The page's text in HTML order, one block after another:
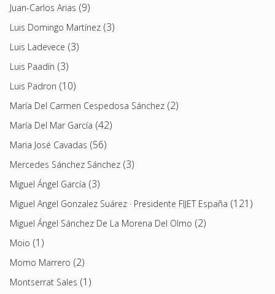
Juan-Carlos Arias (9)
Luis Domingo Martínez (3)
Luis Ladevece (3)
Luis Paadín (3)
Luis Padron (10)
María Del Carmen Cespedosa Sánchez (2)
María Del Mar García (42)
Maria José Cavadas (56)
Mercedes Sánchez Sánchez (3)
Miguel Ángel García (3)
Miguel Angel Gonzalez Suárez · Presidente FIJET España (121)
Miguel Ángel Sánchez De La Morena Del Olmo (2)
Moio (1)
Momo Marrero (2)
Montserrat Sales (1)